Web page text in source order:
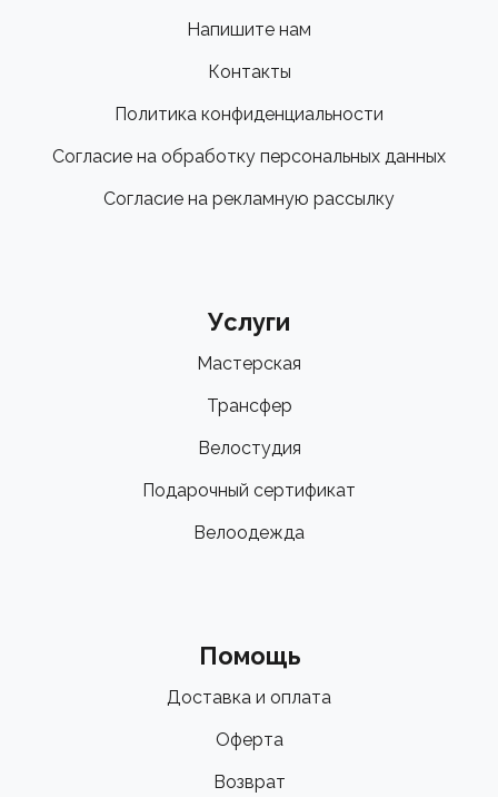
Напишите нам
Контакты
Политика конфиденциальности
Согласие на обработку персональных данных
Согласие на рекламную рассылку
Услуги
Мастерская
Трансфер
Велостудия
Подарочный сертификат
Велоодежда
Помощь
Доставка и оплата
Оферта
Возврат